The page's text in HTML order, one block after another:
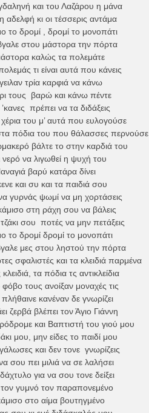
και του Λαζάρου η μάνα
αδελφή κι οι τέσσερις αντάμα
το δρομί , δρομί το μονοπάτι
στου μάστορα την πόρτα
καλώς τα πολεμάτε
τι είναι αυτά που κάνεις
τρία καρφιά να κάνω
τους βαρώ και κάνω πέντε
πρέπει να τα διδάξεις
του μ’ αυτά που ευλογούσε
πόδια του που θάλασσες περνούσε
βάλτε το στην καρδιά του
νερό να λιγωθεί η ψυχή του
βαρύ κατάρα δίνει
και συ και τα παιδιά σου
γυρνάς ψωμί να μη χορτάσεις
στη ράχη σου να βάλεις
σου ποτές να μην πετάξεις
το δρομί δρομί το μονοπάτι
μες στου ληστού την πόρτα
σφαλιστές και τα κλειδιά παρμένα
τα πόδια τς αντικλείδια
τους ανοίξαν μοναχές τις
κανέναν δε γνωρίζει
ζερβά βλέπει τον Άγιο Γιάννη
και Βαπτιστή του γιού μου
μου, μην είδες το παιδί μου
και δεν τονε γνωρίζεις
σου πει μιλιά να σε λαλήσει
για να σου τονε δείξει
τον γυμνό τον παραπονεμένο
στο αίμα βουτηγμένο